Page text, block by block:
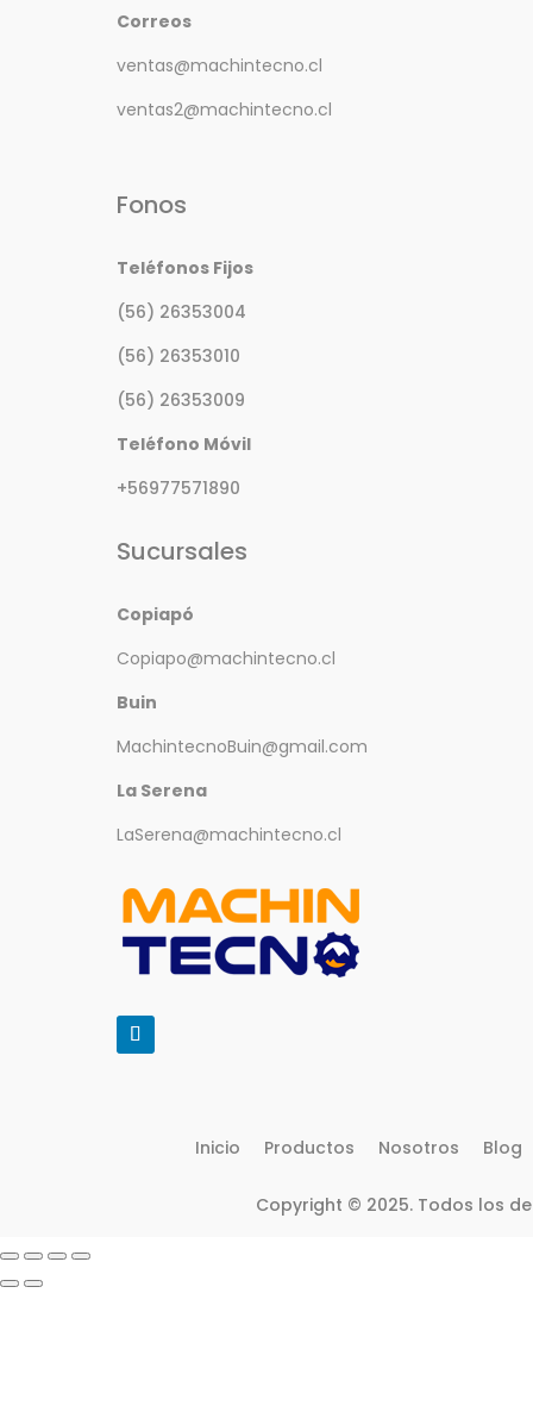
Correos
ventas@machintecno.cl
ventas2@machintecno.cl
Fonos
Teléfonos Fijos
(56) 26353004
(56) 26353010
(56) 26353009
Teléfono Móvil
+56977571890
Sucursales
Copiapó
Copiapo@machintecno.cl
Buin
MachintecnoBuin@gmail.com
La Serena
LaSerena@machintecno.cl
Inicio Productos Nosotros Blog
Copyright © 2025. Todos los